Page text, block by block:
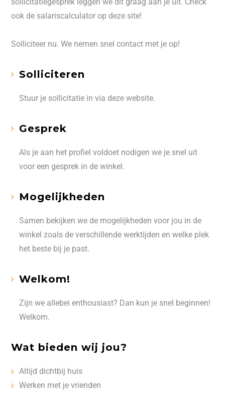
ook de salariscalculator op deze site!
Solliciteer nu. We nemen snel contact met je op!
Solliciteren
Stuur je sollicitatie in via deze website.
Gesprek
Als je aan het profiel voldoet nodigen we je snel uit
voor een gesprek in de winkel.
Mogelijkheden
Samen bekijken we de mogelijkheden voor jou in de
winkel zoals de verschillende werktijden en welke plek
het beste bij je past.
Welkom!
Zijn we allebei enthousiast? Dan kun je snel beginnen!
Welkom.
Wat bieden wij jou?
Altijd dichtbij huis
Werken met je vrienden